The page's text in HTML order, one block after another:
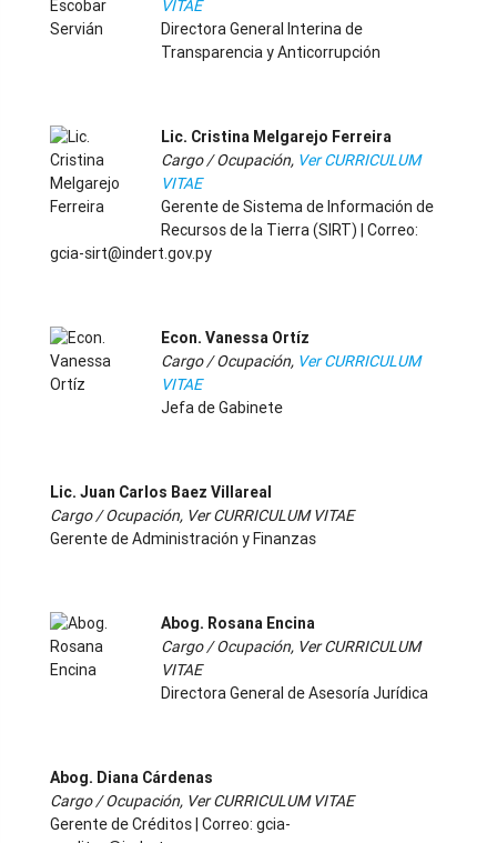
VITAE
Directora General Interina de
Transparencia y Anticorrupción
Lic. Cristina Melgarejo Ferreira
Cargo / Ocupación, Ver CURRICULUM
VITAE
Gerente de Sistema de Información de
Recursos de la Tierra (SIRT) | Correo:
gcia-sirt@indert.gov.py
Econ. Vanessa Ortíz
Cargo / Ocupación, Ver CURRICULUM
VITAE
Jefa de Gabinete
Lic. Juan Carlos Baez Villareal
Cargo / Ocupación, Ver CURRICULUM VITAE
Gerente de Administración y Finanzas
Abog. Rosana Encina
Cargo / Ocupación, Ver CURRICULUM
VITAE
Directora General de Asesoría Jurídica
Abog. Diana Cárdenas
Cargo / Ocupación, Ver CURRICULUM VITAE
Gerente de Créditos | Correo: gcia-